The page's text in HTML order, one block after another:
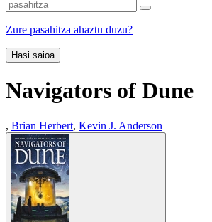
Zure pasahitza ahaztu duzu?
Hasi saioa
Navigators of Dune
, Brian Herbert, Kevin J. Anderson